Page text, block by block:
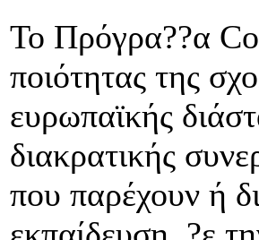
Το Πρόγρα??α
ποιότητας της
ευρωπαϊκής
διακρατικής
που παρέχουν ή